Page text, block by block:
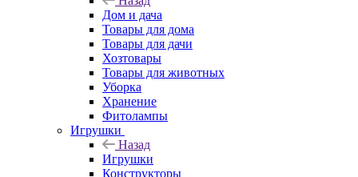
Дом и дача
Товары для дома
Товары для дачи
Хозтовары
Товары для животных
Уборка
Хранение
Фитолампы
Игрушки
Назад
Игрушки
Конструкторы